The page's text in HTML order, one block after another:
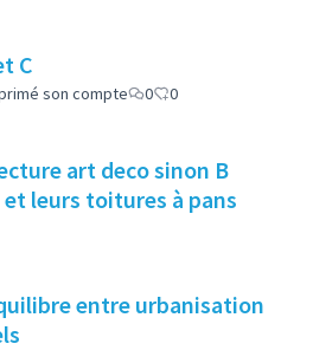
C
son compte 0 0
art deco sinon B
leurs toitures à pans
entre urbanisation